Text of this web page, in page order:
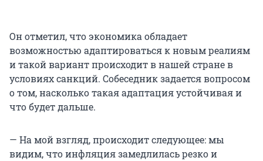
Он отметил, что экономика обладает
возможностью адаптироваться к новым реалиям
и такой вариант происходит в нашей стране в
условиях санкций. Собеседник задается вопросом
о том, насколько такая адаптация устойчивая и
что будет дальше.
— На мой взгляд, происходит следующее: мы
видим, что инфляция замедлилась резко и